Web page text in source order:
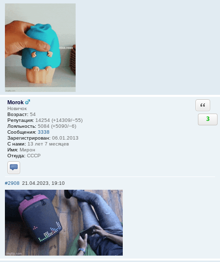
Morok
Новичок
Возраст: 54
Репутация: 14254 (+14309/−55)
Лояльность: 5084 (+5090/−6)
Сообщения: 3338
Зарегистрирован: 06.01.2013
С нами: 13 лет 7 месяцев
Имя: Мирон
Откуда: СССР
Отправить личное сообщение
3
#2908 21.04.2023, 19:10